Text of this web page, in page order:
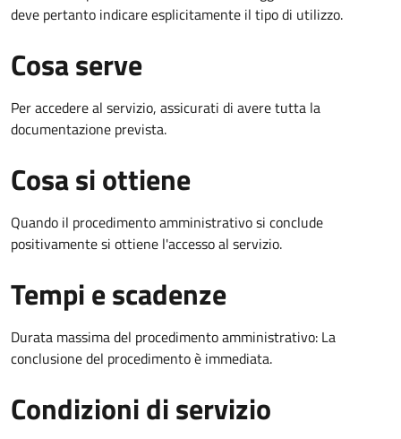
deve pertanto indicare esplicitamente il tipo di utilizzo.
Cosa serve
Per accedere al servizio, assicurati di avere tutta la
documentazione prevista.
Cosa si ottiene
Quando il procedimento amministrativo si conclude
positivamente si ottiene l'accesso al servizio.
Tempi e scadenze
Durata massima del procedimento amministrativo: La
conclusione del procedimento è immediata.
Condizioni di servizio